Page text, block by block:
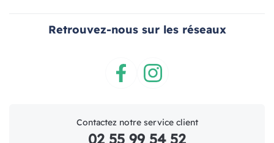
Retrouvez-nous sur les réseaux
Contactez notre service client
02 55 99 54 52